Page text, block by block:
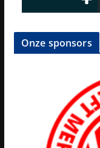
Onze sponsors